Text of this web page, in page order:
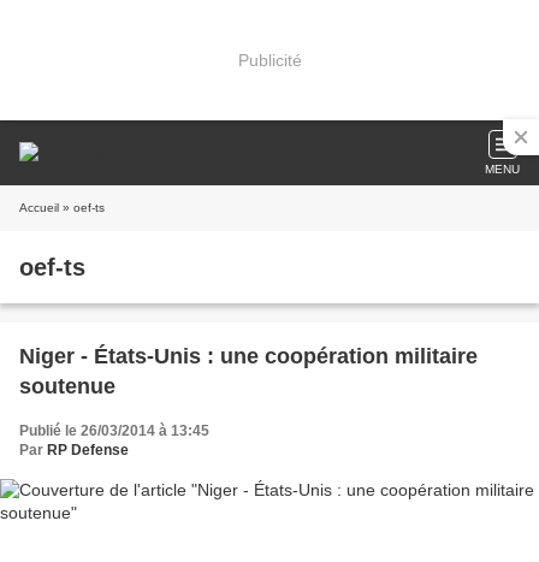
Publicité
MENU
Accueil » oef-ts
oef-ts
Niger - États-Unis : une coopération militaire
soutenue
Publié le 26/03/2014 à 13:45
Par RP Defense